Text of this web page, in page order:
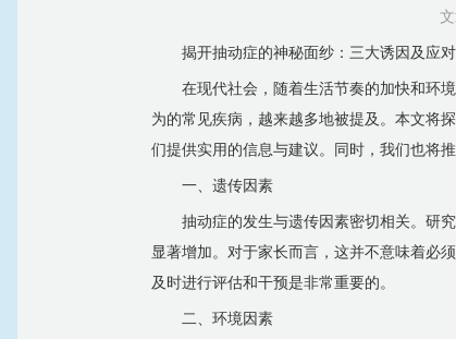
揭开抽动症的神秘面纱：三大诱因及应对
在现代社会，随着生活节奏的加快和环
为的常见疾病，越来越多地被提及。本文将
们提供实用的信息与建议。同时，我们也将
一、遗传因素
抽动症的发生与遗传因素密切相关。研
显著增加。对于家长而言，这并不意味着必
及时进行评估和干预是非常重要的。
二、环境因素